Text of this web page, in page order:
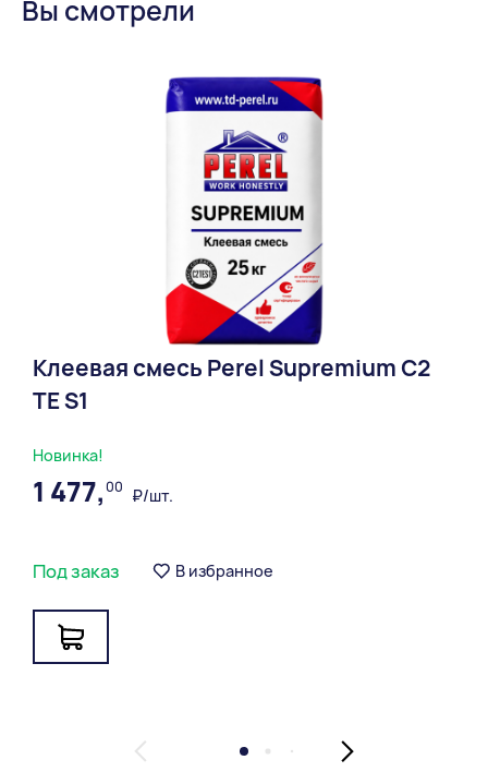
Огнестойкость 14,3NF.pdf
размера 14,3NF.pdf
Вы смотрели
Новинка!
Клеевая смесь Perel Supremium С2
ТЕ S1
1 477,00 ₽/шт.
Под заказ В избранное